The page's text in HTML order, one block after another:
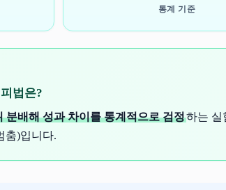
통계 기준
법은?
분배해 성과 차이를 통계적으로 검정하는
춤)입니다.